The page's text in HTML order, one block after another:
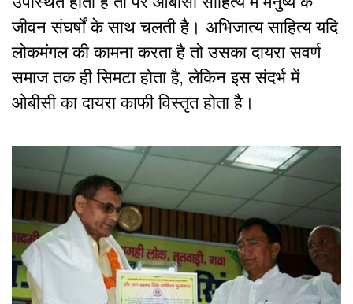
जीवन संघर्षों के साथ चलती है। अभिजात्य साहित्य यदि
लोकमंगल की कामना करता है तो उसका दायरा सवर्ण
समाज तक ही सिमटा होता है, लेकिन इस संदर्भ में
ओबीसी का दायरा काफी विस्तृत होता है।